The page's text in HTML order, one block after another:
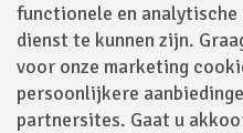
functionele en
dienst te kunnen zijn.
voor onze marketing
persoonlijkere
partnersites. Gaat u